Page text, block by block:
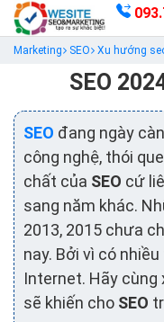
Marketing SEO Xu hướng
SEO
SEO đang ngày
công nghệ, thói
chất của SEO cứ
sang năm khác.
2013, 2015 chưa
nay. Bởi vì có
Internet. Hãy
sẽ khiến cho SEO